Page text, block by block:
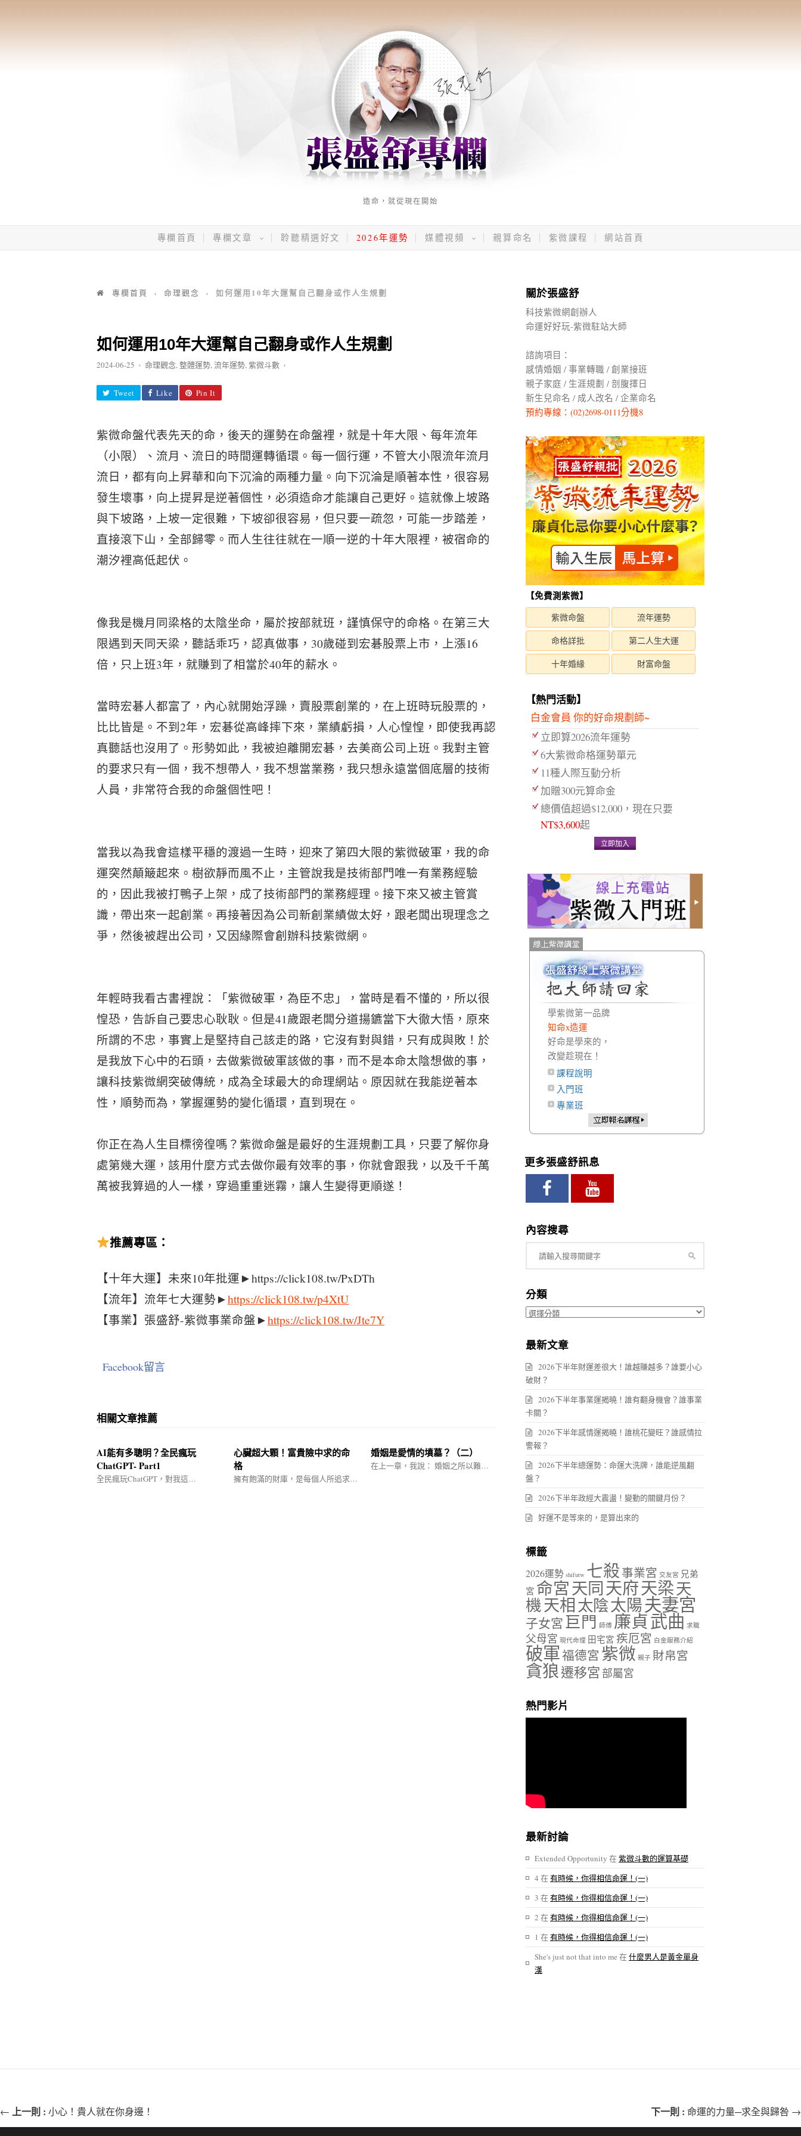
造命，就從現在開始
專欄首頁 專欄文章 聆聽精選好文 2026年運勢 媒體視頻 親算命名 紫微課程 網站首頁
專欄首頁 ♦ 命理觀念 ♦ 如何運用10年大運幫自己翻身或作人生規劃
如何運用10年大運幫自己翻身或作人生規劃
2024-06-25 ♦ 命理觀念,整體運勢,流年運勢,紫微斗數 ♦
Tweet Like Pin It
紫微命盤代表先天的命，後天的運勢在命盤裡，就是十年大限、每年流年
（小限）、流月、流日的時間運轉循環。每一個行運，不管大小限流年流月
流日，都有向上昇華和向下沉淪的兩種力量。向下沉淪是順著本性，很容易
發生壞事，向上提昇是逆著個性，必須造命才能讓自己更好。這就像上坡路
與下坡路，上坡一定很難，下坡卻很容易，但只要一疏忽，可能一步踏差，
直接滾下山，全部歸零。而人生往往就在一順一逆的十年大限裡，被宿命的
潮汐裡高低起伏。
像我是機月同梁格的太陰坐命，屬於按部就班，謹慎保守的命格。在第三大
限遇到天同天梁，聽話乖巧，認真做事，30歲碰到宏碁股票上市，上漲16
倍，只上班3年，就賺到了相當於40年的薪水。
當時宏碁人都富了，內心就開始浮躁，賣股票創業的，在上班時玩股票的，
比比皆是。不到2年，宏碁從高峰摔下來，業績虧損，人心惶惶，即使我再認
真聽話也沒用了。形勢如此，我被迫離開宏碁，去美商公司上班。我對主管
的要求只有一個，我不想帶人，我不想當業務，我只想永遠當個底層的技術
人員，非常符合我的命盤個性吧！
當我以為我會這樣平穩的渡過一生時，迎來了第四大限的紫微破軍，我的命
運突然顛簸起來。樹欲靜而風不止，主管說我是技術部門唯一有業務經驗
的，因此我被打鴨子上架，成了技術部門的業務經理。接下來又被主管賞
識，帶出來一起創業。再接著因為公司新創業績做太好，跟老闆出現理念之
爭，然後被趕出公司，又因緣際會創辦科技紫微網。
年輕時我看古書裡說：「紫微破軍，為臣不忠」，當時是看不懂的，所以很
惶恐，告訴自己要忠心耿耿。但是41歲跟老闆分道揚鑣當下大徹大悟，原來
所謂的不忠，事實上是堅持自己該走的路，它沒有對與錯，只有成與敗！於
是我放下心中的石頭，去做紫微破軍該做的事，而不是本命太陰想做的事，
讓科技紫微網突破傳統，成為全球最大的命理網站。原因就在我能逆著本
性，順勢而為，掌握運勢的變化循環，直到現在。
你正在為人生目標徬徨嗎？紫微命盤是最好的生涯規劃工具，只要了解你身
處第幾大運，該用什麼方式去做你最有效率的事，你就會跟我，以及千千萬
萬被我算過的人一樣，穿過重重迷霧，讓人生變得更順遂！
推薦專區：
【十年大運】未來10年批運►https://click108.tw/PxDTh
【流年】流年七大運勢►https://click108.tw/p4XtU
【事業】張盛舒-紫微事業命盤►https://click108.tw/Jte7Y
Facebook留言
相關文章推薦
AI能有多聰明？全民瘋玩
ChatGPT- Part1
全民瘋玩ChatGPT，對我這…
心臟超大顆！富貴險中求的命
格
擁有飽滿的財庫，是每個人所追求…
婚姻是愛情的墳墓？（二）
在上一章，我說： 婚姻之所以難…
關於張盛舒
科技紫微網創辦人
命運好好玩-紫微駐站大師
諮詢項目：
感情婚姻 / 事業轉職 / 創業接班
親子家庭 / 生涯規劃 / 剖腹擇日
新生兒命名 / 成人改名 / 企業命名
預約專線：(02)2698-0111分機8
【免費測紫微】
紫微命盤 流年運勢
命格詳批 第二人生大運
十年婚緣 財富命盤
【熱門活動】
白金會員 你的好命規劃師~
立即算2026流年運勢
6大紫微命格運勢單元
11種人際互動分析
加贈300元算命金
總價值超過$12,000，現在只要
NT$3,600起
立即加入
學紫微第一品牌
知命x造運
好命是學來的，
改變趁現在！
課程說明
入門班
專業班
更多張盛舒訊息
內容搜尋
分類
分
最新文章
2026下半年財運差很大！誰越賺越多？誰要小心
破財？
2026下半年事業運揭曉！誰有翻身機會？誰事業
卡關？
2026下半年感情運揭曉！誰桃花變旺？誰感情拉
警報？
2026下半年總運勢：命運大洗牌，誰能逆風翻
盤？
2026下半年政經大震盪！變動的關鍵月份？
好運不是等來的，是算出來的
標籤
2026運勢 shifutw 七殺事業宮 交友宮 兄弟
宮 命宮天同天府天梁天
機天相太陰太陽夫妻宮
子女宮巨門 師傅 廉貞武曲 求職
父母宮 現代命理 田宅宮 疾厄宮 白金服務介紹
破軍福德宮 紫微 親子 財帛宮
貪狼遷移宮 部屬宮
熱門影片
最新討論
Extended Opportunity 在紫微斗數的運算基礎
4 在有時候，你得相信命運！(一)
3 在有時候，你得相信命運！(一)
2 在有時候，你得相信命運！(一)
1 在有時候，你得相信命運！(一)
She's just not that into me 在什麼男人是黃金單身
漢
下一則 : 命運的力量─求全與歸咎 →
← 上一則 : 小心！貴人就在你身邊！